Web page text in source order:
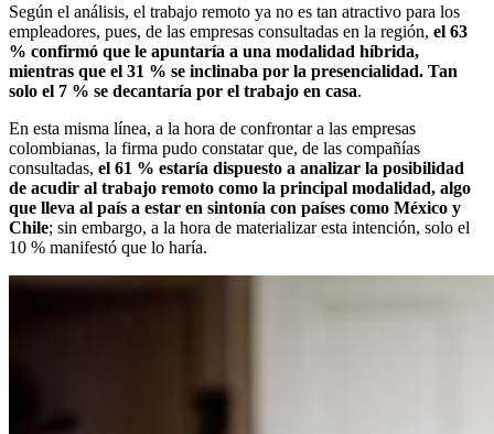
Según el análisis, el trabajo remoto ya no es tan atractivo para los
empleadores, pues, de las empresas consultadas en la región, el 63
% confirmó que le apuntaría a una modalidad híbrida,
mientras que el 31 % se inclinaba por la presencialidad. Tan
solo el 7 % se decantaría por el trabajo en casa.
En esta misma línea, a la hora de confrontar a las empresas
colombianas, la firma pudo constatar que, de las compañías
consultadas, el 61 % estaría dispuesto a analizar la posibilidad
de acudir al trabajo remoto como la principal modalidad, algo
que lleva al país a estar en sintonía con países como México y
Chile; sin embargo, a la hora de materializar esta intención, solo el
10 % manifestó que lo haría.